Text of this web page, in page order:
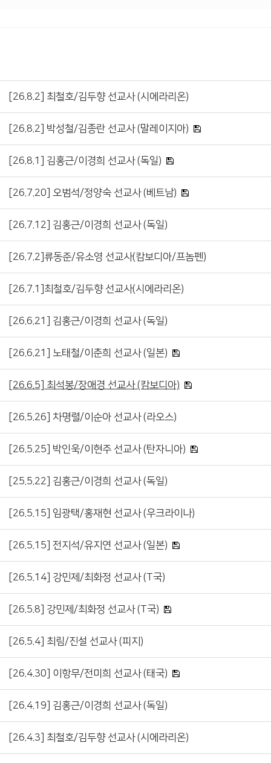
[26.8.2] 최철호/김두향 선교사 (시에라리온)
[26.8.2] 박성철/김종란 선교사 (말레이지아)
[26.8.1] 김홍근/이경희 선교사 (독일)
[26.7.20] 오범석/정양숙 선교사 (베트남)
[26.7.12] 김홍근/이경희 선교사 (독일)
[26.7.2]류동준/유소영 선교사(캄보디아/프놈펜)
[26.7.1]최철호/김두향 선교사(시에라리온)
[26.6.21] 김홍근/이경희 선교사 (독일)
[26.6.21] 노태철/이춘희 선교사 (일본)
[26.6.5] 최석봉/장애경 선교사 (캄보디아)
[26.5.26] 차명렬/이순아 선교사 (라오스)
[26.5.25] 박인욱/이현주 선교사 (탄자니아)
[25.5.22] 김홍근/이경희 선교사 (독일)
[26.5.15] 임광택/홍재현 선교사 (우크라이나)
[26.5.15] 전지석/유지연 선교사 (일본)
[26.5.14] 강민제/최화정 선교사 (T국)
[26.5.8] 강민제/최화정 선교사 (T국)
[26.5.4] 최림/진설 선교사 (피지)
[26.4.30] 이항무/전미희 선교사 (태국)
[26.4.19] 김홍근/이경희 선교사 (독일)
[26.4.3] 최철호/김두향 선교사 (시에라리온)